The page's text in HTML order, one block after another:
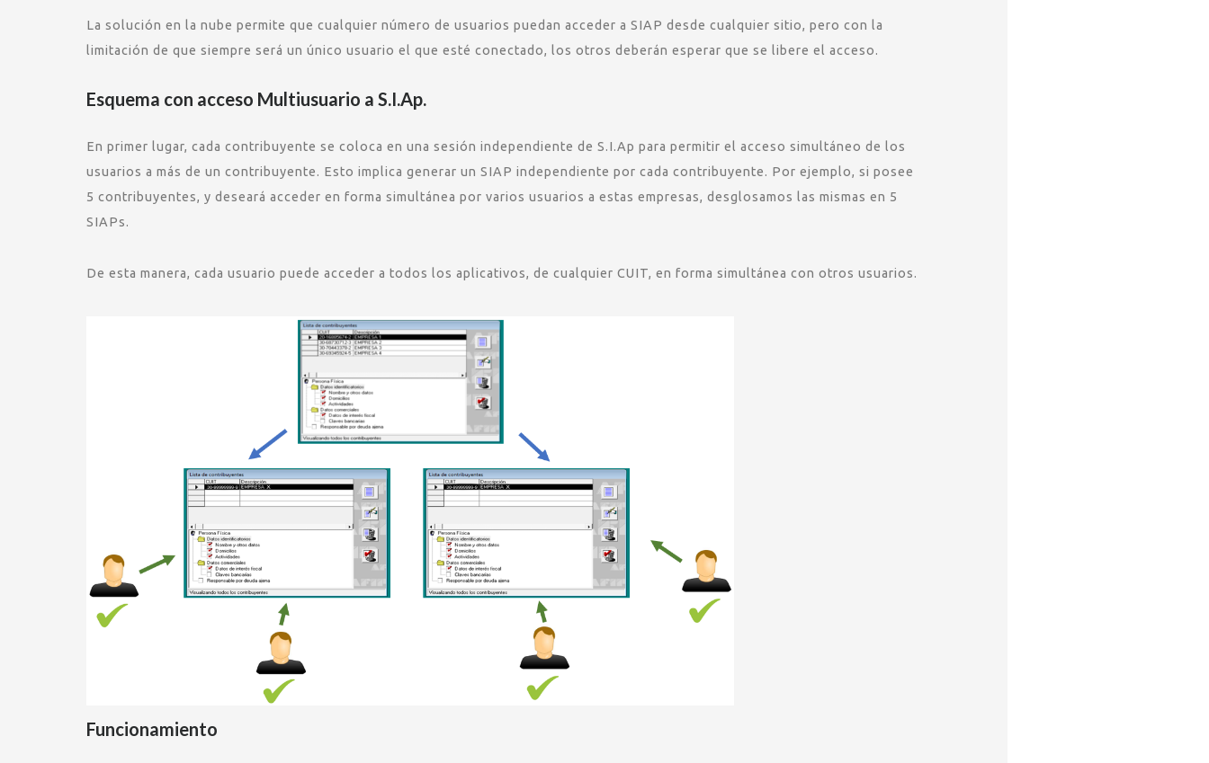
La solución en la nube permite que cualquier número de usuarios puedan acceder a SIAP desde cualquier sitio, pero con la
limitación de que siempre será un único usuario el que esté conectado, los otros deberán esperar que se libere el acceso.
Esquema con acceso Multiusuario a S.I.Ap.
En primer lugar, cada contribuyente se coloca en una sesión independiente de S.I.Ap para permitir el acceso simultáneo de los
usuarios a más de un contribuyente. Esto implica generar un SIAP independiente por cada contribuyente. Por ejemplo, si posee
5 contribuyentes, y deseará acceder en forma simultánea por varios usuarios a estas empresas, desglosamos las mismas en 5
SIAPs.
De esta manera, cada usuario puede acceder a todos los aplicativos, de cualquier CUIT, en forma simultánea con otros usuarios.
Funcionamiento